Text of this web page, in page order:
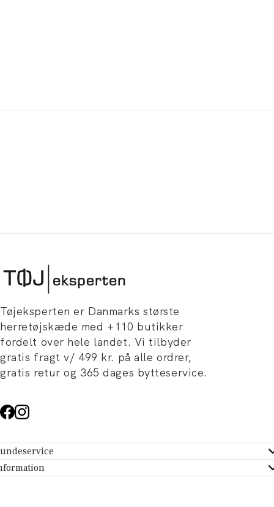
Tøjeksperten er Danmarks største
herretøjskæde med +110 butikker
fordelt over hele landet. Vi tilbyder
gratis fragt v/ 499 kr. på alle ordrer,
gratis retur og 365 dages bytteservice.
- Hjælpecenter
Tøjeksperten